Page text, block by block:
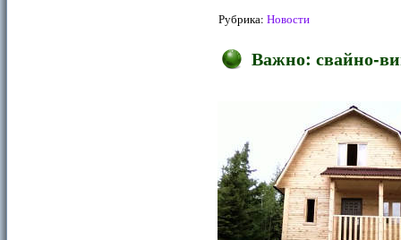
Рубрика: Новости
Важно: свайно-